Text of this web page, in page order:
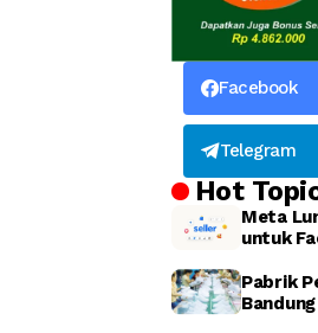
Facebook
Telegram
Hot
Meta
untuk
Pabrik